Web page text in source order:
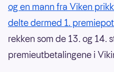
og en mann fra Viken
delte dermed 1.
rekken som de 13. og 14.
premieutbetalingene i